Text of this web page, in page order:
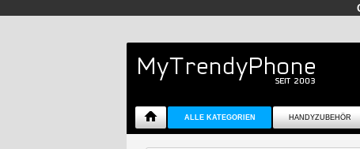
ALLE KATEGORIEN HANDYZUBEHÖR